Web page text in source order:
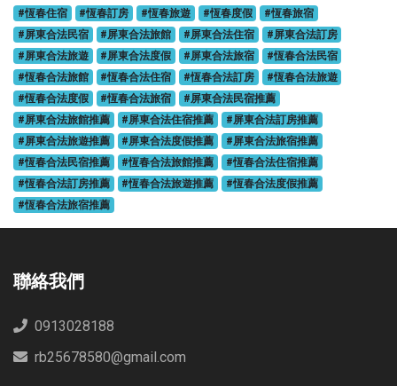
#恆春住宿
#恆春訂房 #恆春旅遊 #恆春度假
#恆春旅宿
#屏東合法民宿
#屏東合法旅館 #屏東合法住宿
#屏東合法訂房
#屏東合法旅遊
#屏東合法度假 #屏東合法旅宿
#恆春合法民宿
#恆春合法旅館
#恆春合法住宿 #恆春合法訂房
#恆春合法旅遊
#恆春合法度假
#恆春合法旅宿
#屏東合法民宿推薦
#屏東合法旅館推薦
#屏東合法住宿推薦
#屏東合法訂房推薦
#屏東合法旅遊推薦
#屏東合法度假推薦
#屏東合法旅宿推薦
#恆春合法民宿推薦
#恆春合法旅館推薦
#恆春合法住宿推薦
#恆春合法訂房推薦
#恆春合法旅遊推薦
#恆春合法度假推薦
#恆春合法旅宿推薦
聯絡我們
0913028188
rb25678580@gmail.com